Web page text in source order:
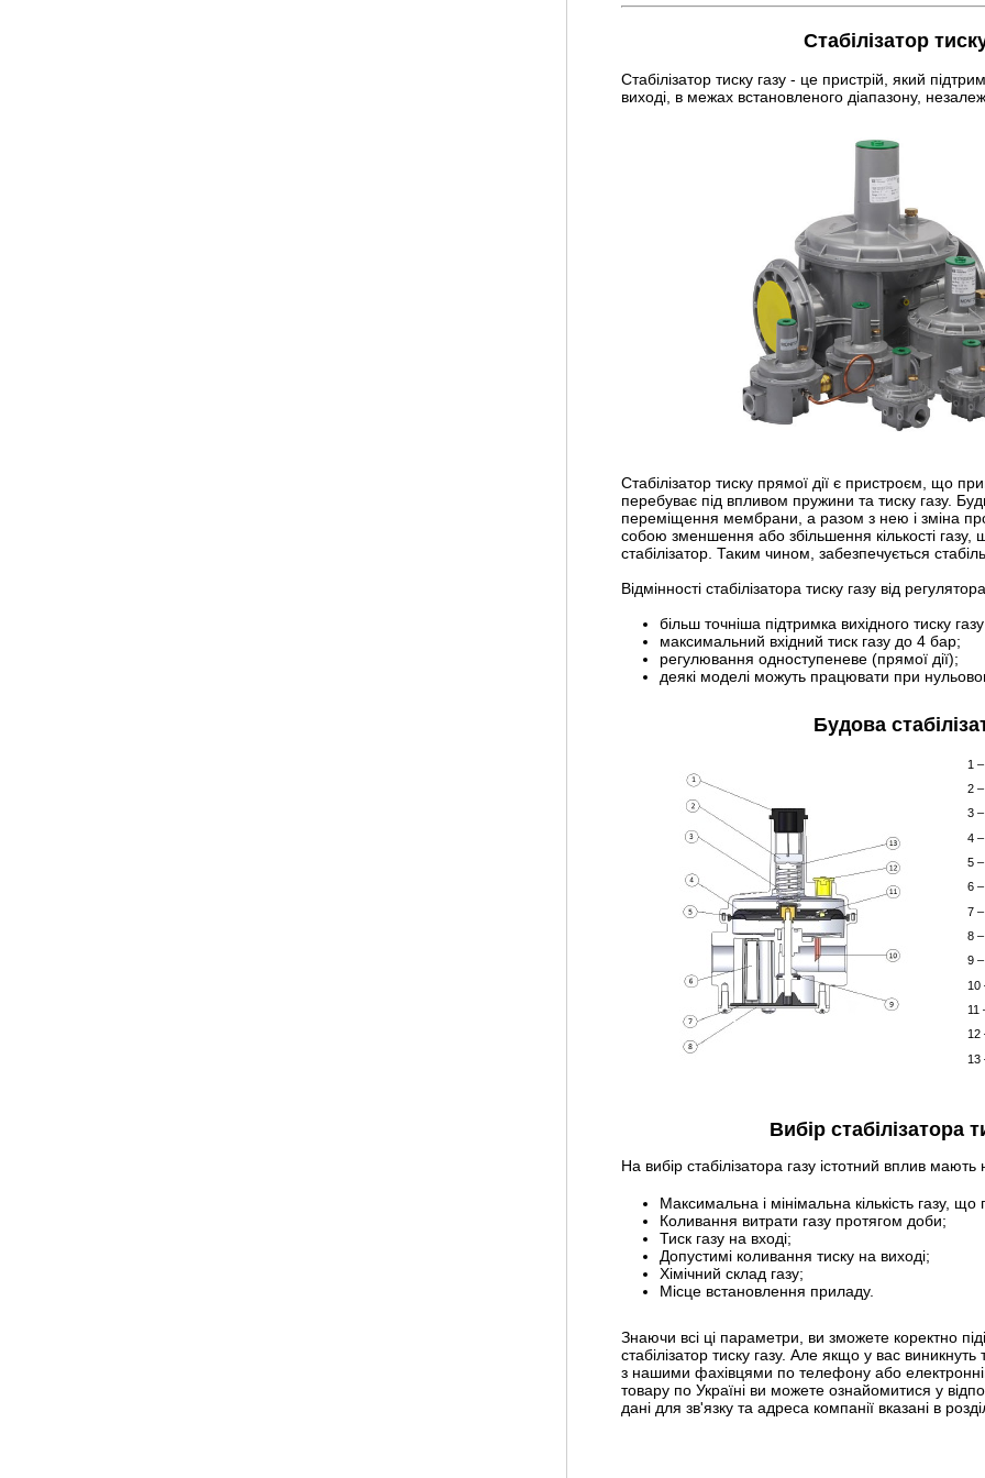
Стабілізатор
Стабілізатор тиску газу - це пристрій, який
виході, в межах встановленого діапазону,
Стабілізатор тиску прямої дії є пристроєм, що
перебуває під впливом пружини та тиску газу.
переміщення мембрани, а разом з нею і зміна
собою зменшення або збільшення кількості газу,
стабілізатор. Таким чином, забезпечується
Відмінності стабілізатора тиску газу від
більш точніша підтримка вихідного тиску
максимальний вхідний тиск газу до 4 бар;
регулювання одноступеневе (прямої дії);
деякі моделі можуть працювати при
Будова
1
2
3
4
5
6
7
8
9
10
11
12
13
Вибір стабілізатора
На вибір стабілізатора газу істотний вплив
Максимальна і мінімальна кількість газу, що
Коливання витрати газу протягом доби;
Тиск газу на вході;
Допустимі коливання тиску на виході;
Хімічний склад газу;
Місце встановлення приладу.
Знаючи всі ці параметри, ви зможете коректно
стабілізатор тиску газу. Але якщо у вас
з нашими фахівцями по телефону або
товару по Україні ви можете ознайомитися у
дані для зв'язку та адреса компанії вказані в